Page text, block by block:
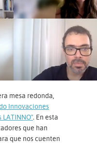
mesa redonda,
Innovaciones
LATINNO". En esta
que han
que nos cuenten